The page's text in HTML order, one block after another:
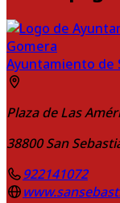
Ayuntamiento de
Plaza de Las
38800 San
922141072